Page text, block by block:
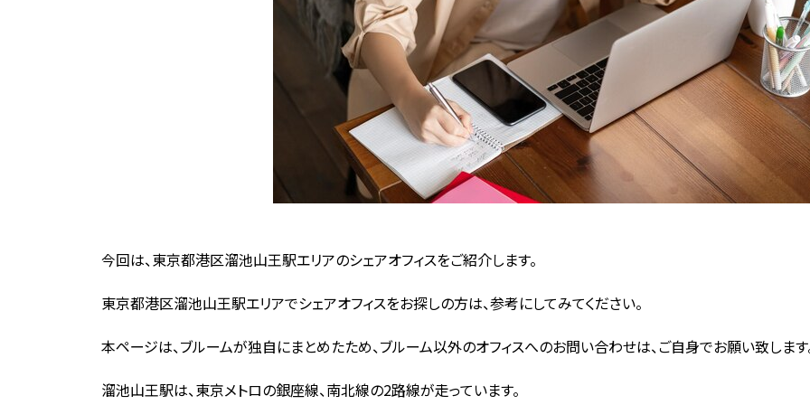
今回は、東京都港区溜池山王駅エリアのシェアオフィスをご紹介します。
東京都港区溜池山王駅エリアでシェアオフィスをお探しの方は、参考にしてみてください。
本ページは、ブルームが独自にまとめたため、ブルーム以外のオフィスへのお問い合わせは、ご自身でお願い致します
溜池山王駅は、東京メトロの銀座線、南北線の2路線が走っています。